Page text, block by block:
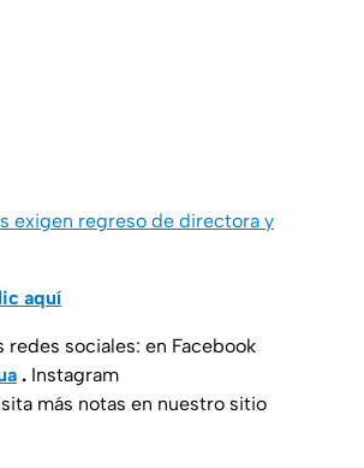
exigen regreso de directora y
aquí
sociales: en Facebook
. Instagram
más notas en nuestro sitio